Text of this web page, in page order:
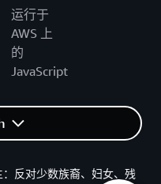
运行于
AWS 上
的
JavaScript
反对少数族裔、妇女、残